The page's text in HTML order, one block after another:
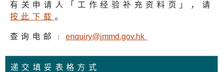
有关申请人「工作经验补充资料页」，请
按此下载 。
查询电邮﹕ enquiry@immd.gov.hk
递交填妥表格方式